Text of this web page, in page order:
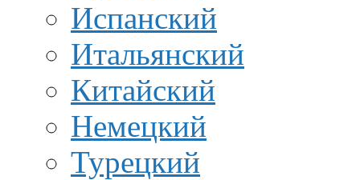
Испанский
Итальянский
Китайский
Немецкий
Турецкий